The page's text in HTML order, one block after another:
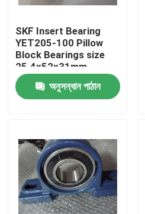
পণ্য
আমাদের সম্পর্কে
SKF Insert Bearing
YET205-100 Pillow
Block Bearings size
25.4x52x31mm
Weight 0.184 kgs
অনুসন্ধান পাঠান